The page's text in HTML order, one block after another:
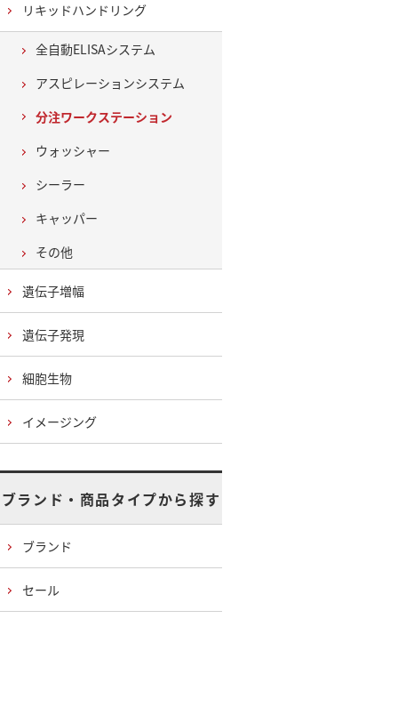
リキッドハンドリング
全自動ELISAシステム
アスピレーションシステム
分注ワークステーション
ウォッシャー
シーラー
キャッパー
その他
遺伝子増幅
遺伝子発現
細胞生物
イメージング
ブランド・商品タイプから探す
ブランド
セール